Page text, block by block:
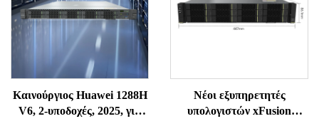
διακομιστής Xeon
Καινούργιος Huawei 1288H
V6, 2-υποδοχές, 2025, για
Νέοι εξυπηρετητές
υπολογιστών xFusion